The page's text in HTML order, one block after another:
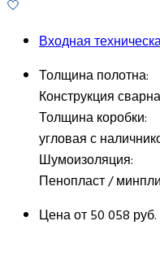
Входная
Толщина полотна:
Конструкция
Толщина коробки:
угловая с
Шумоизоляция:
Пенопласт /
Цена от50 058 руб.